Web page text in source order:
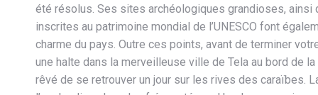
été résolus. Ses sites archéologiques grandioses, ainsi
inscrites au patrimoine mondial de l’UNESCO font
charme du pays. Outre ces points, avant de terminer
une halte dans la merveilleuse ville de Tela au bord de la
rêvé de se retrouver un jour sur les rives des caraïbes.